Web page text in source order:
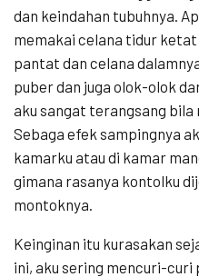
dan keindahan tubuhnya.
memakai celana tidur
pantat dan celana
puber dan juga olok-olok
aku sangat terangsang bila
Sebaga efek sampingnya
kamarku atau di kamar
gimana rasanya kontolku
montoknya.
Keinginan itu kurasakan
ini, aku sering mencuri-curi